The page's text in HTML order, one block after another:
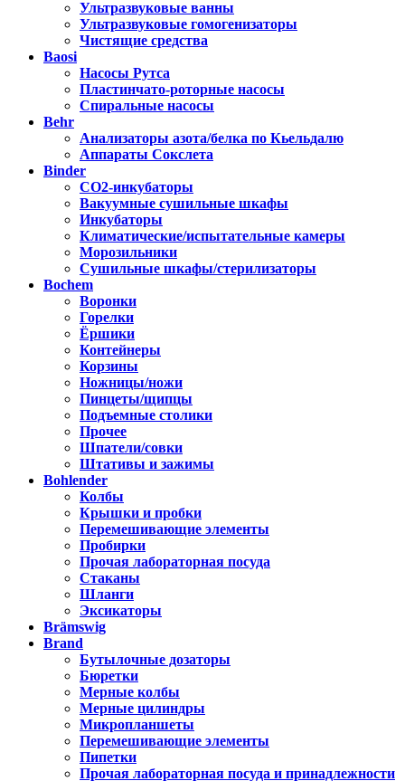
Ультразвуковые ванны
Ультразвуковые гомогенизаторы
Чистящие средства
Baosi
Насосы Рутса
Пластинчато-роторные насосы
Спиральные насосы
Behr
Анализаторы азота/белка по Кьельдалю
Аппараты Сокслета
Binder
CO2-инкубаторы
Вакуумные сушильные шкафы
Инкубаторы
Климатические/испытательные камеры
Морозильники
Сушильные шкафы/стерилизаторы
Bochem
Воронки
Горелки
Ёршики
Контейнеры
Корзины
Ножницы/ножи
Пинцеты/щипцы
Подъемные столики
Прочее
Шпатели/совки
Штативы и зажимы
Bohlender
Колбы
Крышки и пробки
Перемешивающие элементы
Пробирки
Прочая лабораторная посуда
Стаканы
Шланги
Эксикаторы
Brämswig
Brand
Бутылочные дозаторы
Бюретки
Мерные колбы
Мерные цилиндры
Микропланшеты
Перемешивающие элементы
Пипетки
Прочая лабораторная посуда и принадлежности